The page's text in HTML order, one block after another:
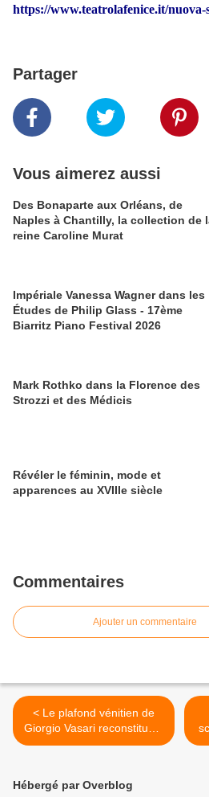
https://www.teatrolafenice.it/nuova-
Partager
Vous aimerez aussi
Des Bonaparte aux Orléans, de
Naples à Chantilly, la collection de
reine Caroline Murat
Impériale Vanessa Wagner dans les
Études de Philip Glass - 17ème
Biarritz Piano Festival 2026
​​​​​​​Mark Rothko dans la Florence des
Strozzi et des Médicis
​​​​​​​Révéler le féminin, mode et
apparences au XVIIIe siècle
Commentaires
Ajouter un commentaire
< Le plafond vénitien de
Giorgio Vasari reconstitué –
Gallerie dell’Accademia
Hébergé par Overblog